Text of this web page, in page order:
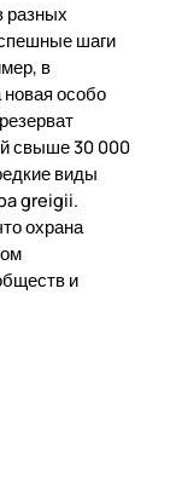
разных
шаги
в
особо
свыше 30 000
виды
greigii.
охрана
и